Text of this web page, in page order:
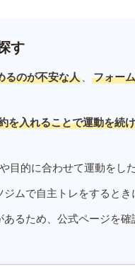
す
るのが不安な人 、
フォー
を入れることで運動を続
目的に合わせて運動をし
ムで自主トレをするとき
るため、公式ページを